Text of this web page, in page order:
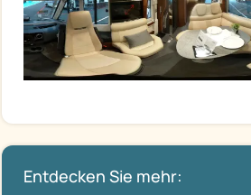
Entdecken Sie mehr: